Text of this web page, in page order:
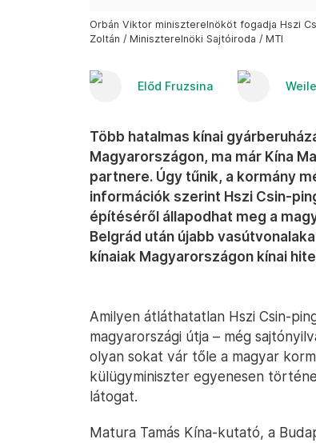
Orbán Viktor miniszterelnököt fogadja Hszi
Zoltán / Miniszterelnöki Sajtóiroda / MTI
Előd Fruzsina
Több hatalmas kínai
Magyarországon, ma már Kína
partnere. Úgy tűnik, a kormány
információk szerint Hszi Csin-
építéséről állapodhat meg a
Belgrád után újabb
kínaiak Magyarországon kínai
Amilyen átláthatatlan Hszi Csin-
magyarországi útja – még
olyan sokat vár tőle a magyar
külügyminiszter egyenesen
látogat.
Matura Tamás Kína-kutató, a